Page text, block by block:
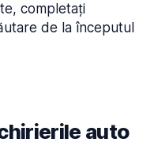
completați
de la începutul
auto